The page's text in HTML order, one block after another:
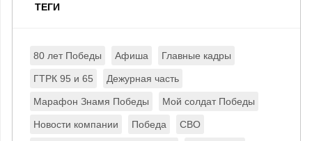
ТЕГИ
80 лет Победы Афиша Главные кадры
ГТРК 95 и 65 Дежурная часть
Марафон Знамя Победы Мой солдат Победы
Новости компании Победа СВО